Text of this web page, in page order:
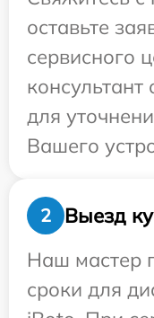
оставьте
сервисного
для
Вашего
2
Выезд
Наш мастер
сроки для